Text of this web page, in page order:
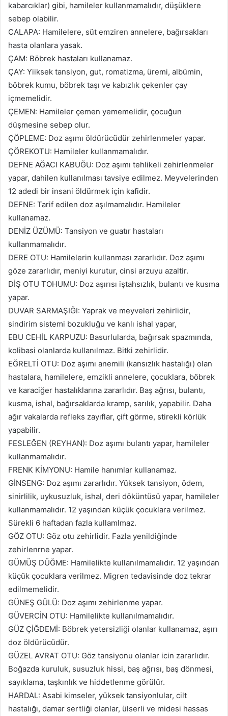
kabarcıklar) gibi, hamileler kullanmama­lıdır, düşüklere
sebep olabilir.
CALAPA: Hamilelere, süt emziren annelere, bağırsakları
hasta olanlara yasak.
ÇAM: Böbrek hastaları kullana­maz.
ÇAY: Yiiksek tansiyon, gut, romatizma, üremi, albümin,
böb­rek kumu, böbrek taşı ve kabızlık çekenler çay
içmemelidir.
ÇEMEN: Hamileler çemen yememelidir, çocuğun
düşmesine sebep olur.
ÇÖPLEME: Doz aşımı öldürücüdür zehirlenmeler yapar.
ÇÖREKOTU: Hamileler kullanmamalıdır.
DEFNE AĞACI KABUĞU: Doz aşımı tehlikeli zehirlenmeler
ya­par, dahilen kullanılması tavsiye edilmez. Meyvelerinden
12 adedi bir insani öldürmek için kafidir.
DEFNE: Tarif edilen doz aşılmamalıdır. Hamileler
kullanamaz.
DENİZ ÜZÜMÜ: Tansiyon ve guatır hastaları
kullanmamalıdır.
DERE OTU: Hamilelerin kullanması zararlıdır. Doz aşımı
göze zararlıdır, meniyi kurutur, cinsi arzuyu azaltir.
DİŞ OTU TOHUMU: Doz aşırısı iştahsızlık, bulantı ve kusma
ya­par.
DUVAR SARMAŞIĞI: Yaprak ve meyveleri zehirlidir,
sindirim sistemi bozukluğu ve kanlı ishal yapar,
EBU CEHİL KARPUZU: Basurlularda, bağırsak spazmında,
kolibasi olanlarda kullanılmaz. Bitki zehirlidir.
EĞRELTİ OTU: Doz aşımı anemili (kansızlık hastalığı) olan
hastalara, hamilelere, emzikli annelere, çocuklara, böbrek
ve karaciğer hastalıklarına zarar­lıdır. Baş ağrısı, bulantı,
kusma, ishal, bağırsaklarda kramp, sarılık, yapabilir. Daha
ağır vakalarda refleks zayıflar, çift görme, stirekli körlük
yapabilir.
FESLEĞEN (REYHAN): Doz aşımı bulantı yapar, hamileler
kullanmamalıdır.
FRENK KİMYONU: Hamile hanımlar kullanamaz.
GİNSENG: Doz aşımı zararlıdır. Yüksek tansiyon, ödem,
sinirlilik, uykusuzluk, ishal, deri döküntüsü yapar, hamileler
kullan­mamalıdır. 12 yaşından küçük çocuklara verilmez.
Sürekli 6 haftadan fazla kullamlmaz.
GÖZ OTU: Göz otu zehirlidir. Fazla yenildiğinde
zehirlenrne yapar.
GÜMÜŞ DÜĞME: Hamilelikte kullanılmamalıdır. 12 yaşından
küçük çocuklara verilmez. Migren tedavisinde doz tekrar
edilmemelidir.
GÜNEŞ GÜLÜ: Doz aşımı ze­hirlenme yapar.
GÜVERCİN OTU: Hamilelikte kullanılmamalıdır.
GÜZ ÇİĞDEMİ: Böbrek yetersizliği olanlar kullanamaz, aşırı
doz öldürücüdür.
GÜZEL AVRAT OTU: Göz tansiyonu olanlar icin zararlıdır.
Boğazda kuruluk, susuzluk hissi, baş ağrısı, baş dönmesi,
sayıklama, taşkınlık ve hiddetlenme görülür.
HARDAL: Asabi kimseler, yüksek tansiyonlular, cilt
hastalığı, damar sertliği olanlar, ülserli ve midesi hassas